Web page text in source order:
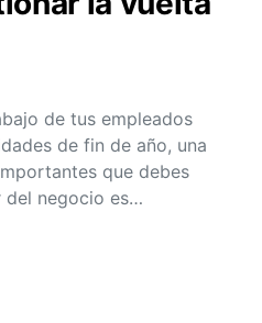
de tus empleados
de fin de año, una
que debes
del negocio es…